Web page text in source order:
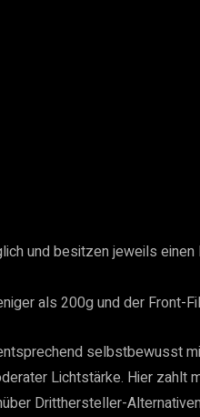
und besitzen jeweils
als 200g und der Front-
selbstbewusst
Lichtstärke. Hier zahlt
Dritthersteller-